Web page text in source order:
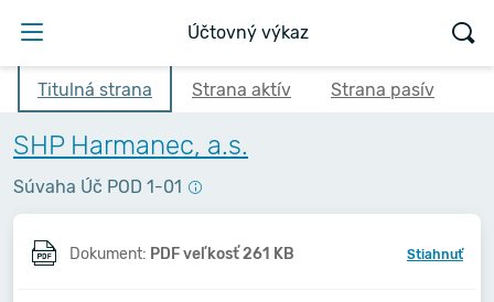
Účtovný výkaz
Titulná strana Strana aktív Strana pasív
SHP Harmanec, a.s.
Súvaha Úč POD 1-01
Dokument: PDF veľkosť 261 KB Stiahnuť